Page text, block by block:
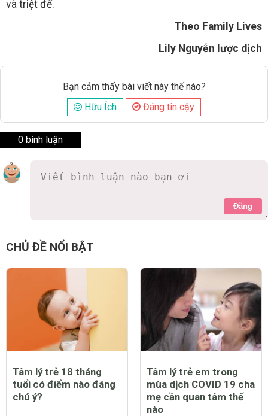
và triệt để.
Theo Family Lives
Lily Nguyễn lược dịch
Bạn cảm thấy bài viết này thế nào?
Hữu Ích
Đáng tin cậy
0 bình luận
Đăng
CHỦ ĐỀ NỔI BẬT
Tâm lý trẻ 18 tháng
tuổi có điểm nào đáng
chú ý?
Tâm lý trẻ em trong
mùa dịch COVID 19 cha
mẹ cần quan tâm thế
nào